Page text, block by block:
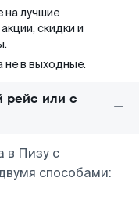
на лучшие
скидки и
не в выходные.
рейс или с
в Пизу с
способами: